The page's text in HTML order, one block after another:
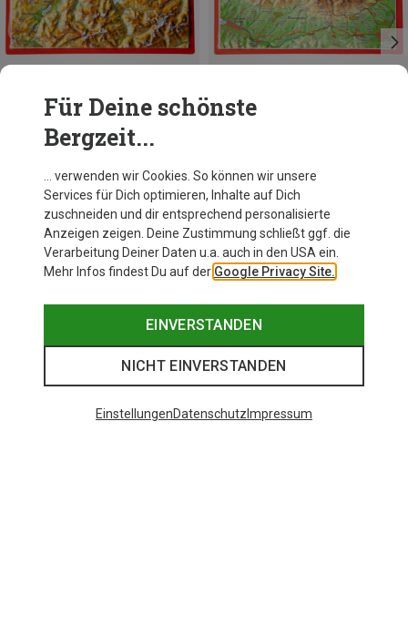
Georelief
3D Reliefpostkarte Zentralschweiz
Georelief
3D Reliefpostkarte Tatra
4,95 €
Für Deine schönste
Bergzeit...
… verwenden wir Cookies. So können wir unsere
Services für Dich optimieren, Inhalte auf Dich
zuschneiden und dir entsprechend personalisierte
Anzeigen zeigen. Deine Zustimmung schließt ggf. die
Verarbeitung Deiner Daten u.a. auch in den USA ein.
Mehr Infos findest Du auf der Google Privacy Site.
EINVERSTANDEN
NICHT EINVERSTANDEN
EinstellungenDatenschutz Impressum